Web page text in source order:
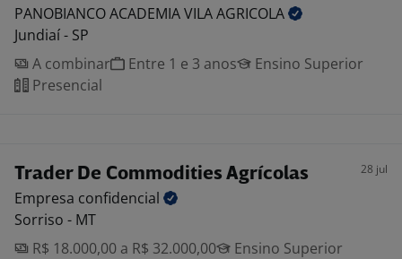
PANOBIANCO ACADEMIA VILAAGRICOLA
Jundiaí - SP
A combinar
Entre 1 e 3 anos
Ensino Superior
Presencial
Trader De Commodities Agrícolas 28 jul
Empresa confidencial
Sorriso - MT
R$ 18.000,00 a R$ 32.000,00
Ensino Superior